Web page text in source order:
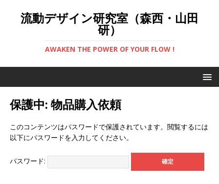
流動デザイン研究室（森西・山田
研）
AWAKEN THE POWER OF YOUR FLOW !
保護中: 物品購入依頼
このコンテンツはパスワードで保護されています。閲覧するには
以下にパスワードを入力してください。
パスワード: